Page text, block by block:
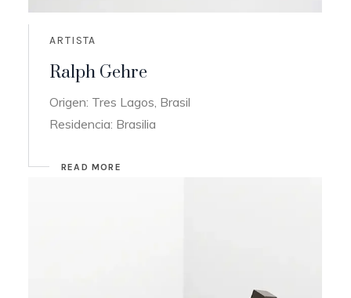
ARTISTA
Ralph Gehre
Origen: Tres Lagos, Brasil
Residencia: Brasilia
READ MORE